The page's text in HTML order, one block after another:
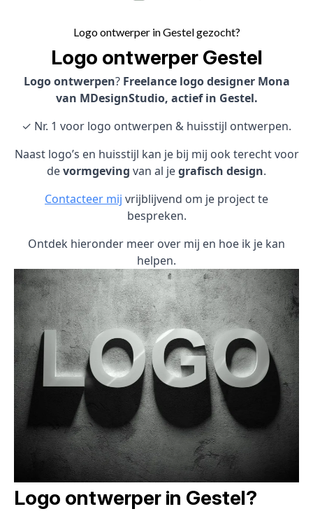
Logo ontwerper in Gestel gezocht?
Logo ontwerper Gestel
Logo ontwerpen? Freelance logo designer Mona
van MDesignStudio, actief in Gestel.
✓ Nr. 1 voor logo ontwerpen & huisstijl ontwerpen.
Naast logo’s en huisstijl kan je bij mij ook terecht voor
devormgeving van al jegrafisch design.
Contacteer mij vrijblijvend om je project te
bespreken.
Ontdek hieronder meer over mij en hoe ik je kan
helpen.
Logo ontwerper in Gestel?